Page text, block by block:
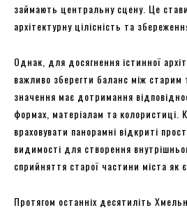
займають центральну сцену. Це
архітектурну цілісність та
Однак, для досягнення істинної
важливо зберегти баланс між
значення має дотримання
формах, матеріалам та колористиці.
враховувати панорамні відкриті
видимості для створення
сприйняття старої частини міста як
Протягом останніх десятиліть